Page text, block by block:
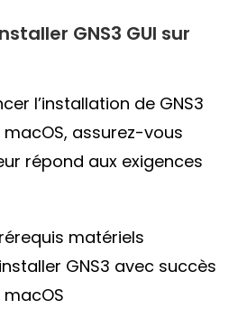
GNS3 GUI sur
l’installation de GNS3
assurez-vous
répond aux exigences
matériels
GNS3 avec succès